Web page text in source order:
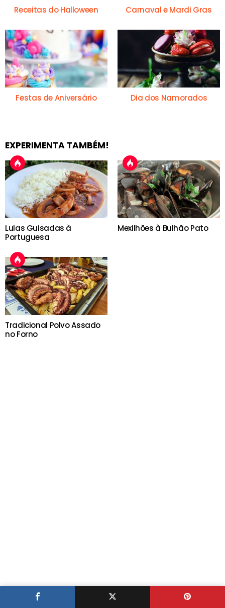
Receitas do Halloween Carnaval e Mardi Gras
Festas de Aniversário Dia dos Namorados
EXPERIMENTA TAMBÉM!
Lulas Guisadas à
Portuguesa
Mexilhões à Bulhão Pato
Tradicional Polvo Assado
no Forno